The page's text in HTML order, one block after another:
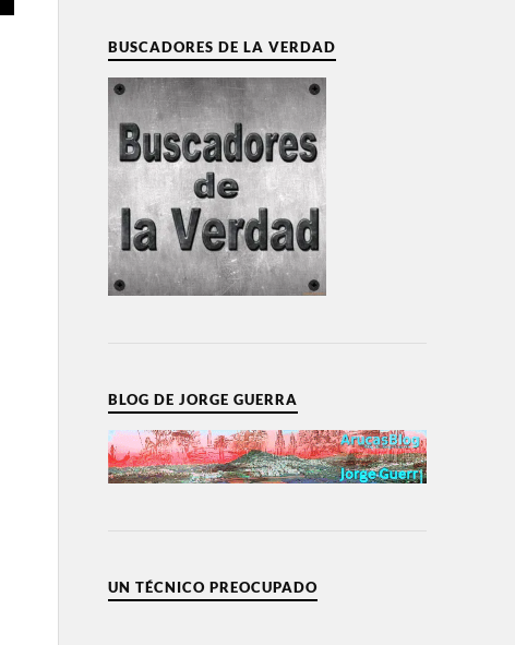
BUSCADORES DE LA VERDAD
BLOG DE JORGE GUERRA
UN TÉCNICO PREOCUPADO